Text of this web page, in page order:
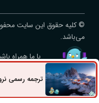
© کلیه حقوق این سایت
می‌باشد.
با ما همراه
ترجمه رسمیراه های ارتباطی